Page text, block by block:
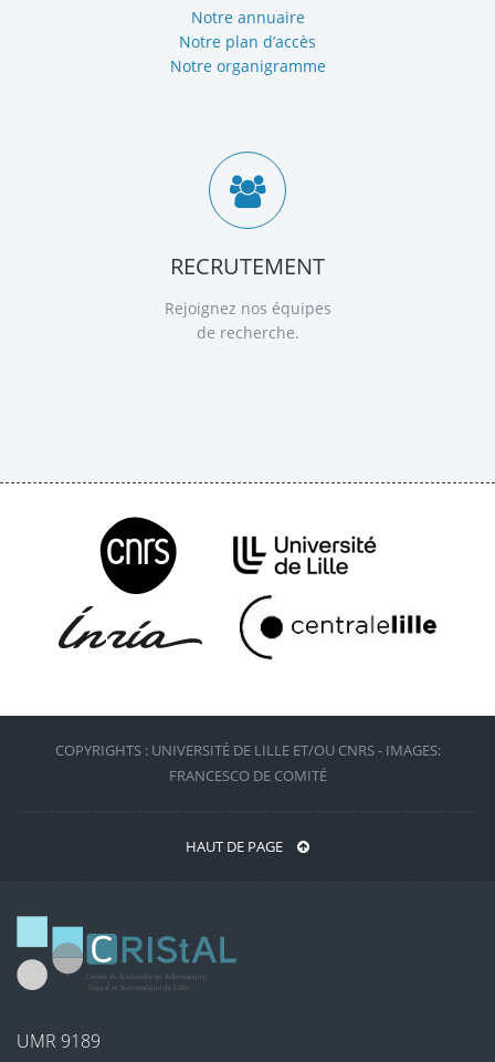
Notre annuaire
Notre plan d’accès
Notre organigramme
RECRUTEMENT
Rejoignez nos équipes
de recherche.
COPYRIGHTS : UNIVERSITÉ DE LILLE ET/OU CNRS - IMAGES:
FRANCESCO DE COMITÉ
HAUT DE PAGE
UMR 9189